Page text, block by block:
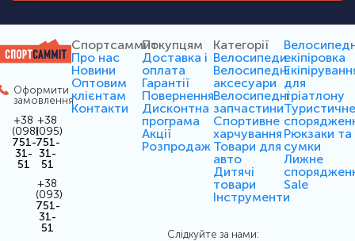
Оформити
замовлення
+38
(098)
751-
31-
51
+38
(095)
751-
31-
51
+38
(093)
751-
31-
51
Спортсаммит
Про нас
Новини
Оптовим
клієнтам
Контакти
Покупцям
Доставка і
оплата
Гарантії
Повернення
Дисконтна
програма
Акції
Розпродаж
Категорії
Велосипеди
Велосипедні
аксесуари
Велосипедні
запчастини
Спортивне
харчування
Товари для
авто
Дитячі
товари
Інструменти
екіпіровка
для
тріатлону
Рюкзаки та
сумки
Лижне
Sale
Слідкуйте за нами: